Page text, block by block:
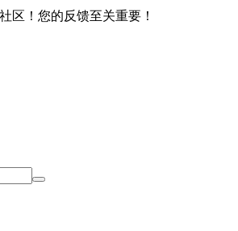
区！您的反馈至关重要！